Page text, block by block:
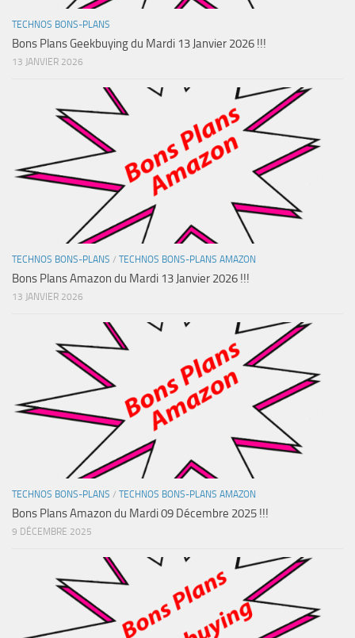
TECHNOS BONS-PLANS
Bons Plans Geekbuying du Mardi 13 Janvier 2026 !!!
13 JANVIER 2026
TECHNOS BONS-PLANS / TECHNOS BONS-PLANS AMAZON
Bons Plans Amazon du Mardi 13 Janvier 2026 !!!
13 JANVIER 2026
TECHNOS BONS-PLANS / TECHNOS BONS-PLANS AMAZON
Bons Plans Amazon du Mardi 09 Décembre 2025 !!!
9 DÉCEMBRE 2025